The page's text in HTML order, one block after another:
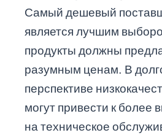
Самый дешевый
является лучшим
продукты должны
разумным ценам. В
перспективе
могут привести к более
на техническое